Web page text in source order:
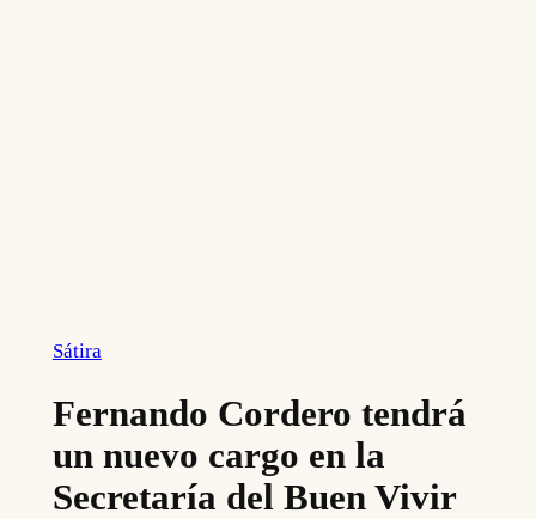
Sátira
Fernando Cordero tendrá
un nuevo cargo en la
Secretaría del Buen Vivir